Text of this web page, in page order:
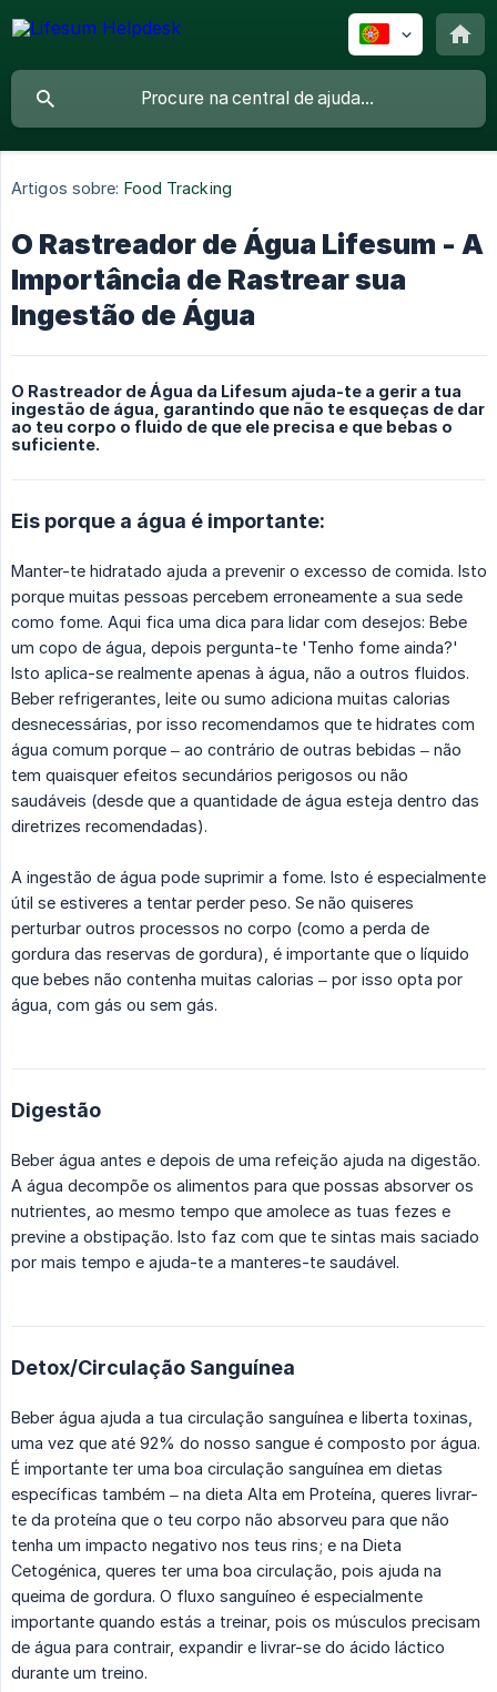
Artigos sobre: Food Tracking
O Rastreador de Água Lifesum - A
Importância de Rastrear sua
Ingestão de Água
O Rastreador de Água da Lifesum ajuda-te a gerir a tua
ingestão de água, garantindo que não te esqueças de dar
ao teu corpo o fluido de que ele precisa e que bebas o
suficiente.
Eis porque a água é importante:
Manter-te hidratado ajuda a prevenir o excesso de comida. Isto
porque muitas pessoas percebem erroneamente a sua sede
como fome. Aqui fica uma dica para lidar com desejos: Bebe
um copo de água, depois pergunta-te 'Tenho fome ainda?'
Isto aplica-se realmente apenas à água, não a outros fluidos.
Beber refrigerantes, leite ou sumo adiciona muitas calorias
desnecessárias, por isso recomendamos que te hidrates com
água comum porque – ao contrário de outras bebidas – não
tem quaisquer efeitos secundários perigosos ou não
saudáveis (desde que a quantidade de água esteja dentro das
diretrizes recomendadas).
A ingestão de água pode suprimir a fome. Isto é especialmente
útil se estiveres a tentar perder peso. Se não quiseres
perturbar outros processos no corpo (como a perda de
gordura das reservas de gordura), é importante que o líquido
que bebes não contenha muitas calorias – por isso opta por
água, com gás ou sem gás.
Digestão
Beber água antes e depois de uma refeição ajuda na digestão.
A água decompõe os alimentos para que possas absorver os
nutrientes, ao mesmo tempo que amolece as tuas fezes e
previne a obstipação. Isto faz com que te sintas mais saciado
por mais tempo e ajuda-te a manteres-te saudável.
Detox/Circulação Sanguínea
Beber água ajuda a tua circulação sanguínea e liberta toxinas,
uma vez que até 92% do nosso sangue é composto por água.
É importante ter uma boa circulação sanguínea em dietas
específicas também – na dieta Alta em Proteína, queres livrar-
te da proteína que o teu corpo não absorveu para que não
tenha um impacto negativo nos teus rins; e na Dieta
Cetogénica, queres ter uma boa circulação, pois ajuda na
queima de gordura. O fluxo sanguíneo é especialmente
importante quando estás a treinar, pois os músculos precisam
de água para contrair, expandir e livrar-se do ácido láctico
durante um treino.